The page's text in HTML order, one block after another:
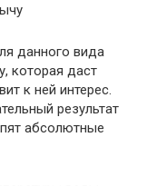
данного вида
которая даст
к ней интерес.
результат
абсолютные